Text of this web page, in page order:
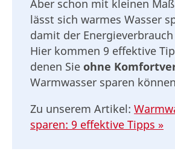
Aber schon mit kleinen
lässt sich warmes Wasser
damit der
Hier kommen 9 effektive
denen Sie ohne
Warmwasser sparen
Zu unserem Artikel:
sparen: 9 effektive Tipps »